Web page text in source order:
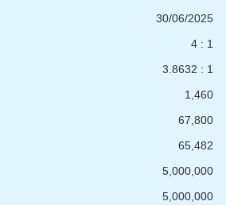
30/06/2025
4 : 1
3.8632 : 1
1,460
67,800
65,482
5,000,000
5,000,000